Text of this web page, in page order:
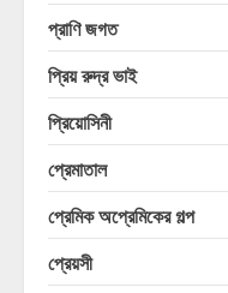
প্রাণি জগত
প্রিয় রুদ্র ভাই
প্রিয়োসিনী
প্রেমাতাল
প্রেমিক অপ্রেমিকের গল্প
প্রেয়সী